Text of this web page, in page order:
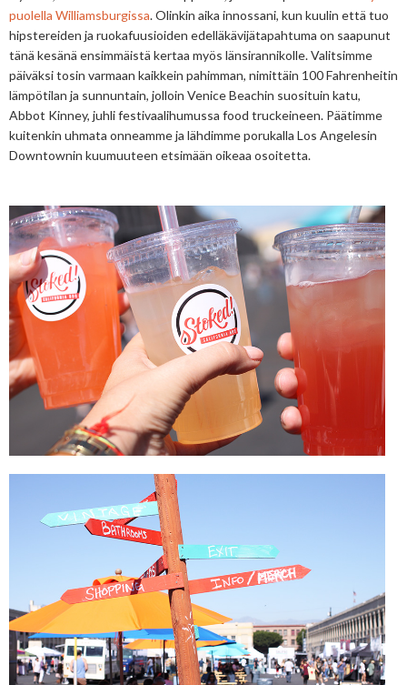
puolella Williamsburgissa. Olinkin aika innossani, kun kuulin että tuo
hipstereiden ja ruokafuusioiden edelläkävijätapahtuma on saapunut
tänä kesänä ensimmäistä kertaa myös länsirannikolle. Valitsimme
päiväksi tosin varmaan kaikkein pahimman, nimittäin 100 Fahrenheitin
lämpötilan ja sunnuntain, jolloin Venice Beachin suosituin katu,
Abbot Kinney, juhli festivaalihumussa food truckeineen. Päätimme
kuitenkin uhmata onneamme ja lähdimme porukalla Los Angelesin
Downtownin kuumuuteen etsimään oikeaa osoitetta.